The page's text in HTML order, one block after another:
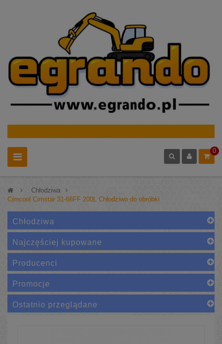
0
> Chłodziwa
>
Cimcool Cimstar 31-66FF 200L Chłodziwo do obróbki
Chłodziwa
Najczęściej kupowane
Producenci
Promocje
Ostatnio przeglądane